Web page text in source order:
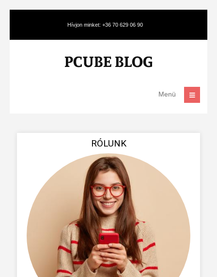
Hívjon minket: +36 70 629 06 90
Menü
RÓLUNK